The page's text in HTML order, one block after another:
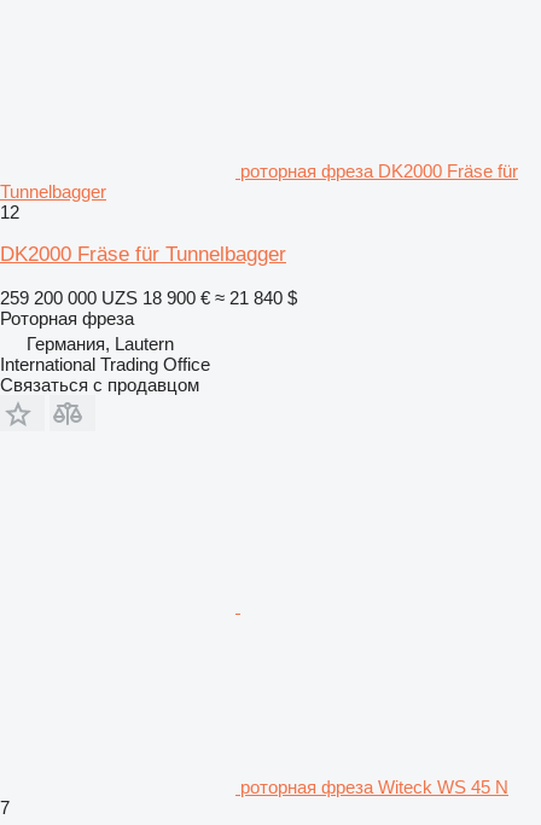
роторная фреза DK2000 Fräse für
Tunnelbagger
12
DK2000 Fräse für Tunnelbagger
259 200 000 UZS 18 900 € ≈ 21 840 $
Роторная фреза
Германия, Lautern
International Trading Office
Связаться с продавцом
роторная фреза Witeck WS 45 N
7